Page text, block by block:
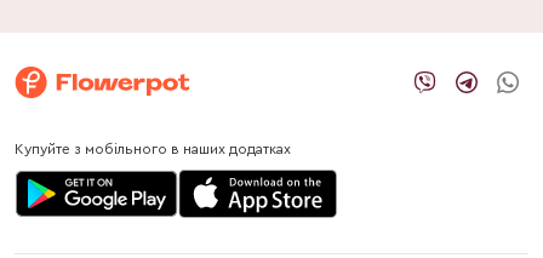
Купуйте з мобільного в наших додатках